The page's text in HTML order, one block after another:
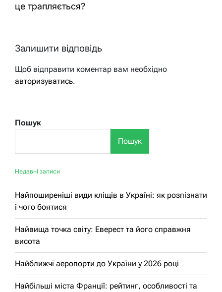
це трапляється?
Залишити відповідь
Щоб відправити коментар вам необхідно
авторизуватись.
Пошук
Пошук
Недавні записи
Найпоширеніші види кліщів в Україні: як розпізнати
і чого боятися
Найвища точка світу: Еверест та його справжня
висота
Найближчі аеропорти до України у 2026 році
Найбільші міста Франції: рейтинг, особливості та